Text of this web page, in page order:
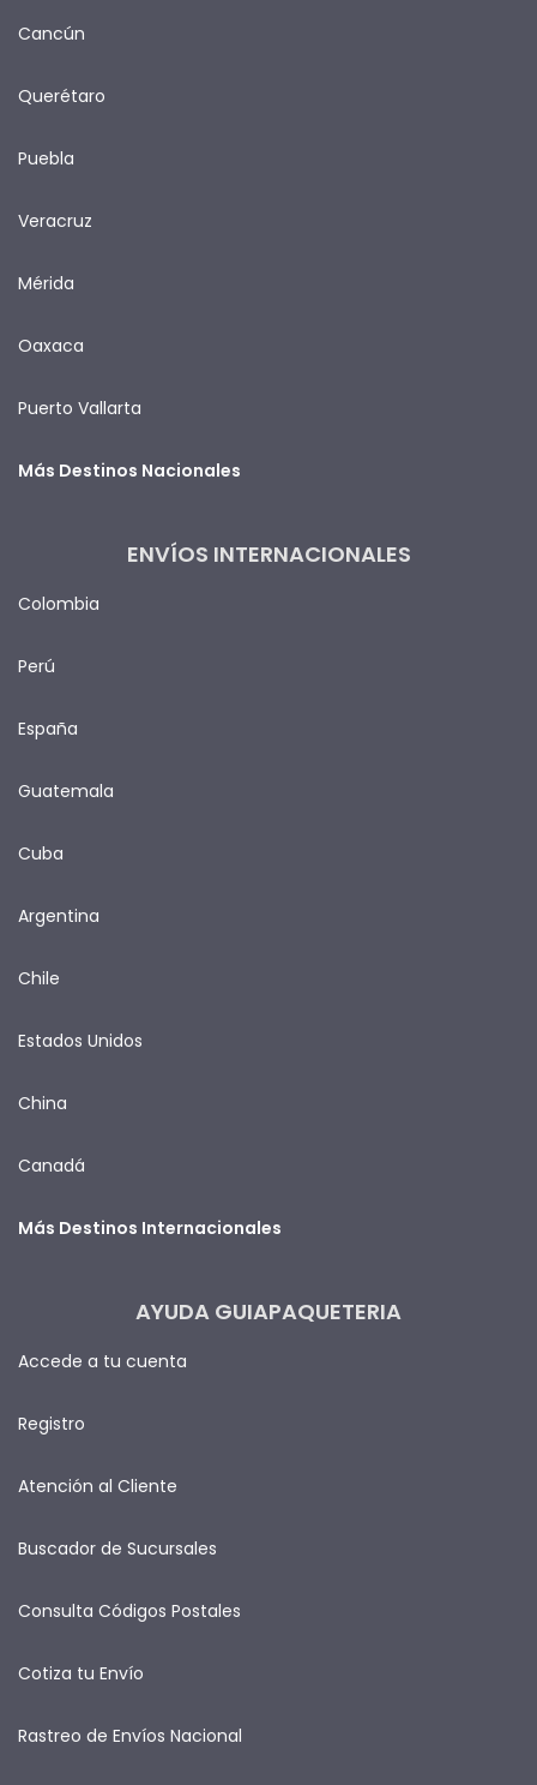
Cancún
Querétaro
Puebla
Veracruz
Mérida
Oaxaca
Puerto Vallarta
Más Destinos Nacionales
ENVÍOS INTERNACIONALES
Colombia
Perú
España
Guatemala
Cuba
Argentina
Chile
Estados Unidos
China
Canadá
Más Destinos Internacionales
AYUDA GUIAPAQUETERIA
Accede a tu cuenta
Registro
Atención al Cliente
Buscador de Sucursales
Consulta Códigos Postales
Cotiza tu Envío
Rastreo de Envíos Nacional